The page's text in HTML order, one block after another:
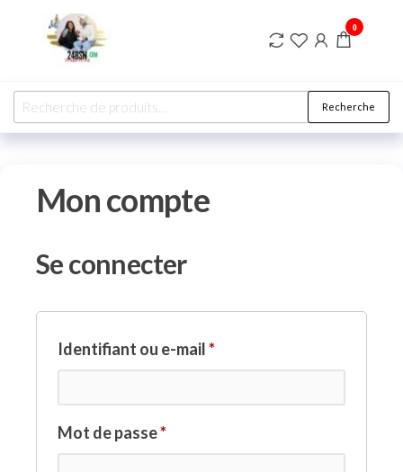
24BsnChrono0
Recherche
pour :
Recherche
Mon compte
Se connecter
Identifiant ou e-mail*Obligatoire
Mot de passe*Obligatoire